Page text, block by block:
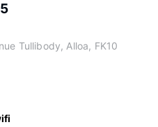
Tullibody, Alloa, FK10